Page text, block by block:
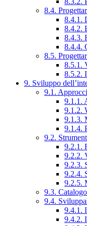
8.4.
8.4.1.
8.4.2.
8.4.3.
8.4.4.
8.5.
8.5.1.
8.5.2.
9. Sviluppo
9.1.
9.1.1.
9.1.2.
9.1.3.
9.1.4.
9.2.
9.2.1.
9.2.2.
9.2.3.
9.2.4.
9.2.5.
9.3.
9.4.
9.4.1.
9.4.2.